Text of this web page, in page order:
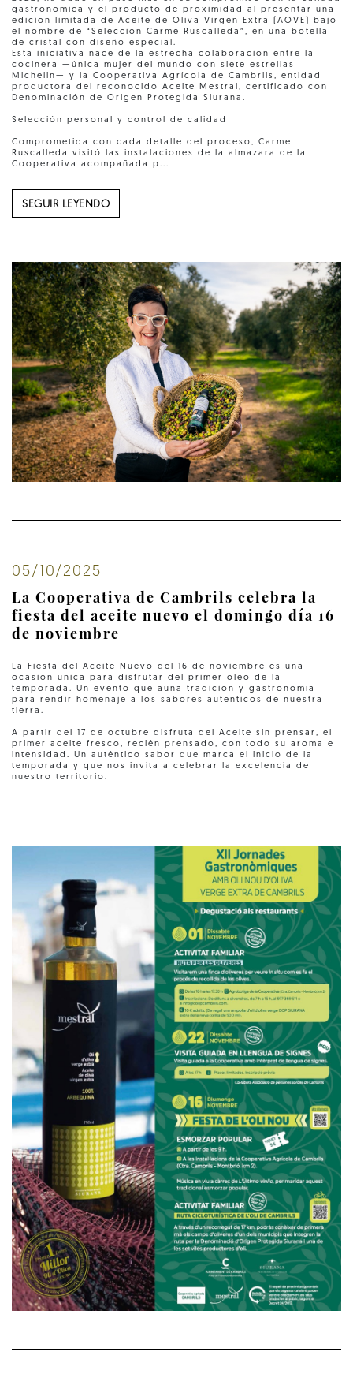
gastronómica y el producto de proximidad al presentar una
edición limitada de Aceite de Oliva Virgen Extra (AOVE) bajo
el nombre de “Selección Carme Ruscalleda”, en una botella
de cristal con diseño especial.
Esta iniciativa nace de la estrecha colaboración entre la
cocinera —única mujer del mundo con siete estrellas
Michelin— y la Cooperativa Agrícola de Cambrils, entidad
productora del reconocido Aceite Mestral, certificado con
Denominación de Origen Protegida Siurana.
Selección personal y control de calidad
Comprometida con cada detalle del proceso, Carme
Ruscalleda visitó las instalaciones de la almazara de la
Cooperativa acompañada p...
SEGUIR LEYENDO
05/10/2025
La Cooperativa de Cambrils celebra la
fiesta del aceite nuevo el domingo día 16
de noviembre
La Fiesta del Aceite Nuevo del 16 de noviembre es una
ocasión única para disfrutar del primer óleo de la
temporada. Un evento que aúna tradición y gastronomía
para rendir homenaje a los sabores auténticos de nuestra
tierra.
A partir del 17 de octubre disfruta del Aceite sin prensar, el
primer aceite fresco, recién prensado, con todo su aroma e
intensidad. Un auténtico sabor que marca el inicio de la
temporada y que nos invita a celebrar la excelencia de
nuestro territorio.